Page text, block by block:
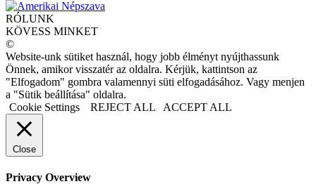
RÓLUNK
KÖVESS MINKET
©
Website-unk sütiket használ, hogy jobb élményt nyújthassunk
Önnek, amikor visszatér az oldalra. Kérjük, kattintson az
"Elfogadom" gombra valamennyi süti elfogadásához. Vagy menjen
a "Sütik beállítása" oldalra.
Cookie Settings
REJECT ALL ACCEPT ALL
Close
Privacy Overview